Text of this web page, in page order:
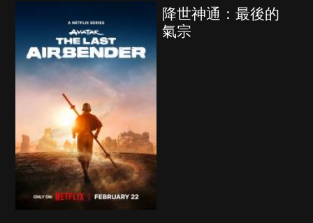
降世神通：最後的
氣宗